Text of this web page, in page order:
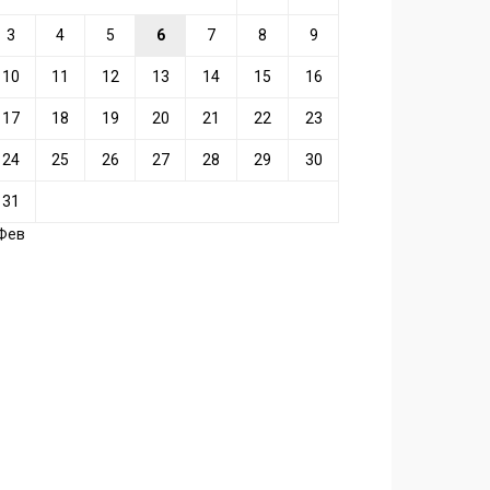
3 4 5 6 7 8 9
10 11 12 13 14 15 16
17 18 19 20 21 22 23
24 25 26 27 28 29 30
31